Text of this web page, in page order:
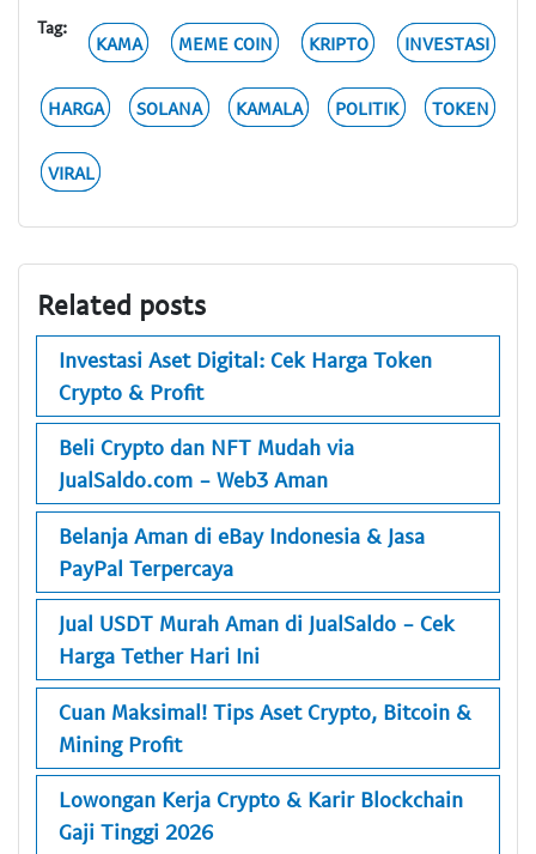
Tag:
KAMA MEME COIN KRIPTO INVESTASI
HARGA SOLANA KAMALA POLITIK TOKEN
VIRAL
Related posts
Investasi Aset Digital: Cek Harga Token
Crypto & Profit
Beli Crypto dan NFT Mudah via
JualSaldo.com - Web3 Aman
Belanja Aman di eBay Indonesia & Jasa
PayPal Terpercaya
Jual USDT Murah Aman di JualSaldo - Cek
Harga Tether Hari Ini
Cuan Maksimal! Tips Aset Crypto, Bitcoin &
Mining Profit
Lowongan Kerja Crypto & Karir Blockchain
Gaji Tinggi 2026